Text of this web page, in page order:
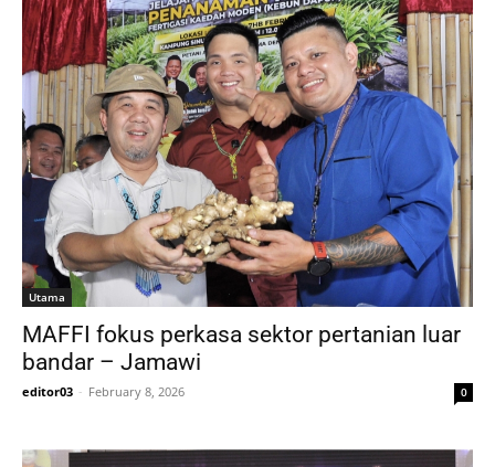
Utama
MAFFI fokus perkasa sektor pertanian luar
bandar – Jamawi
editor03 - February 8, 2026 0